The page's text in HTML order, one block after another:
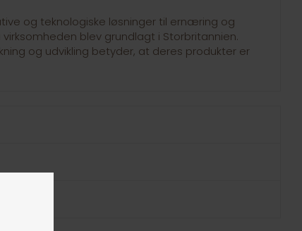
og teknologiske løsninger til ernæring og
virksomheden blev grundlagt i Storbritannien.
og udvikling betyder, at deres produkter er